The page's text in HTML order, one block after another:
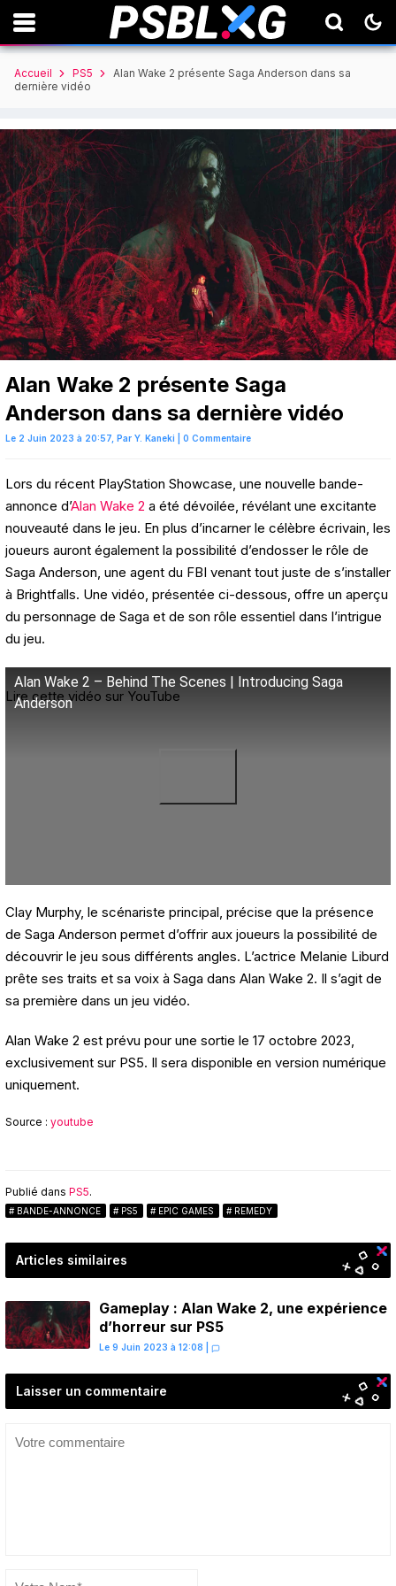
Accueil PS5
Alan Wake 2 présente Saga Anderson dans sa
dernière vidéo
Alan Wake 2 présente Saga
Anderson dans sa dernière vidéo
Le 2 Juin 2023 à 20:57, Par Y. Kaneki 0 Commentaire
Lors du récent PlayStation Showcase, une nouvelle bande-
annonce d’Alan Wake 2 a été dévoilée, révélant une excitante
nouveauté dans le jeu. En plus d’incarner le célèbre écrivain, les
joueurs auront également la possibilité d’endosser le rôle de
Saga Anderson, une agent du FBI venant tout juste de s’installer
à Brightfalls. Une vidéo, présentée ci-dessous, offre un aperçu
du personnage de Saga et de son rôle essentiel dans l’intrigue
du jeu.
Alan Wake 2 – Behind The Scenes | Introducing Saga
Anderson
Lire cette vidéo sur YouTube
Clay Murphy, le scénariste principal, précise que la présence
de Saga Anderson permet d’offrir aux joueurs la possibilité de
découvrir le jeu sous différents angles. L’actrice Melanie Liburd
prête ses traits et sa voix à Saga dans Alan Wake 2. Il s’agit de
sa première dans un jeu vidéo.
Alan Wake 2 est prévu pour une sortie le 17 octobre 2023,
exclusivement sur PS5. Il sera disponible en version numérique
uniquement.
Source : youtube
Publié dans PS5.
BANDE-ANNONCE PS5 EPIC GAMES REMEDY
Articles similaires
Gameplay : Alan Wake 2, une expérience
d’horreur sur PS5
Le 9 Juin 2023 à 12:08
Laisser un commentaire